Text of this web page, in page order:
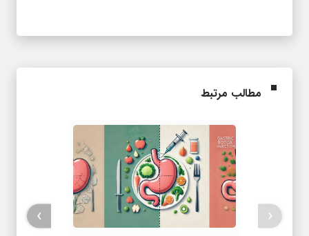
مطالب مرتبط
‹
›